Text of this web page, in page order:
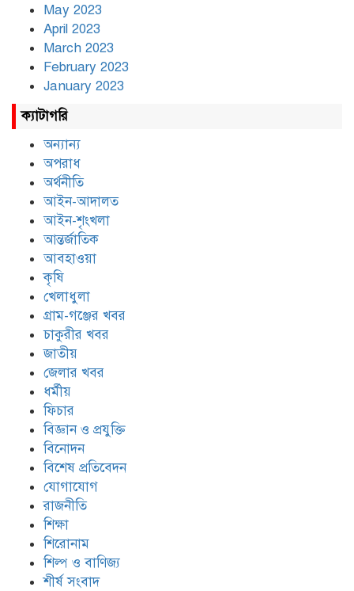
May 2023
April 2023
March 2023
February 2023
January 2023
ক্যাটাগরি
অন্যান্য
অপরাধ
অর্থনীতি
আইন-আদালত
আইন-শৃংখলা
আন্তর্জাতিক
আবহাওয়া
কৃষি
খেলাধুলা
গ্রাম-গঞ্জের খবর
চাকুরীর খবর
জাতীয়
জেলার খবর
ধর্মীয়
ফিচার
বিজ্ঞান ও প্রযুক্তি
বিনোদন
বিশেষ প্রতিবেদন
যোগাযোগ
রাজনীতি
শিক্ষা
শিরোনাম
শিল্প ও বাণিজ্য
শীর্ষ সংবাদ